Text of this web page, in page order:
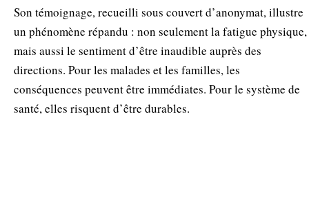
Son témoignage, recueilli sous couvert d’anonymat, illustre
un phénomène répandu : non seulement la fatigue physique,
mais aussi le sentiment d’être inaudible auprès des
directions. Pour les malades et les familles, les
conséquences peuvent être immédiates. Pour le système de
santé, elles risquent d’être durables.